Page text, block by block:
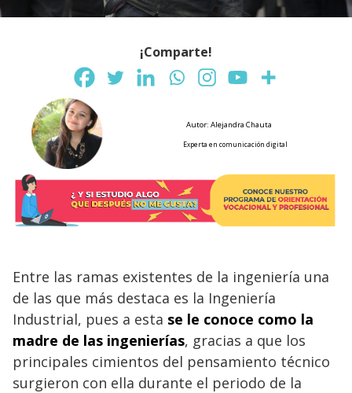
¡Comparte!
Autor: Alejandra Chauta
Experta en comunicación digital
Entre las ramas existentes de la ingeniería una
de las que más destaca es la Ingeniería
Industrial, pues a esta se le conoce como la
madre de las ingenierías, gracias a que los
principales cimientos del pensamiento técnico
surgieron con ella durante el periodo de la